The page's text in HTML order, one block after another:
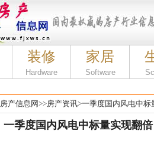
装修
Hardware
家居
Software
房产信息网>>房产资讯>一季度国内风电中标
一季度国内风电中标量实现翻